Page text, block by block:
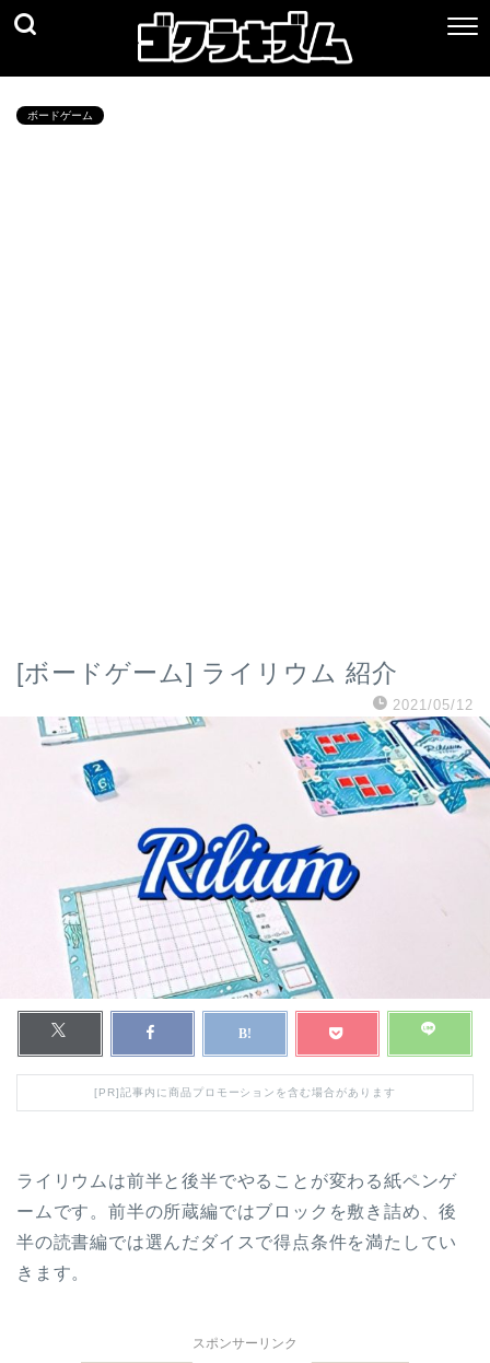
ボードゲーム
[ボードゲーム] ライリウム 紹介
2021/05/12
[PR]記事内に商品プロモーションを含む場合があります
ライリウムは前半と後半でやることが変わる紙ペンゲ
ームです。前半の所蔵編ではブロックを敷き詰め、後
半の読書編では選んだダイスで得点条件を満たしてい
きます。
スポンサーリンク